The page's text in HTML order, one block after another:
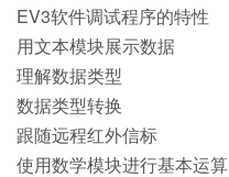
EV3软件调试程序的特性
用文本模块展示数据
理解数据类型
数据类型转换
跟随远程红外信标
使用数学模块进行基本运算